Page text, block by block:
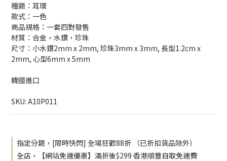
｜啟德Airside｜MOKO新世紀｜銅鑼灣東角Laforet｜葵芳葵涌廣
種類：耳環
款式：一色
商品規格：一套四對發售
材質：合金，水鑽，珍珠
尺寸：小水鑽2mm x 2mm, 珍珠3mm x 3mm, 長型1.2cm x
2mm, 心型6mm x 5mm
韓國進口
SKU: A10P011
指定分類，[限時快閃] 全場狂歡88折 （已折扣貨品除外）
全店，【網站免運優惠】滿折後$299 香港順豐自取免運費